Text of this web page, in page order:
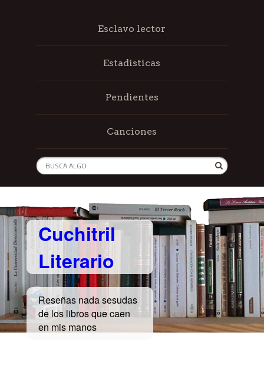
Esclavo lector
Estadísticas
Pendientes
Canciones
Cuchitril
Literario
Reseñas nada sesudas
de los libros que caen
en mis manos